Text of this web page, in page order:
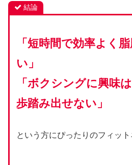
結論
「短時間で効率よく
い」
「ボクシングに興味
歩踏み出せない」
という方にぴったりのフィッ